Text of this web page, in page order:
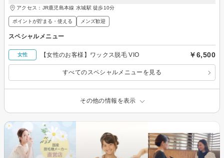
アクセス：JR鹿児島本線 水城駅 徒歩10分
ポイントが貯まる・使える メンズ歓迎
スペシャルメニュー
女性 【女性のお客様】ワックス脱毛 VIO ￥6,500
すべてのスペシャルメニューを見る
その他の情報を表示